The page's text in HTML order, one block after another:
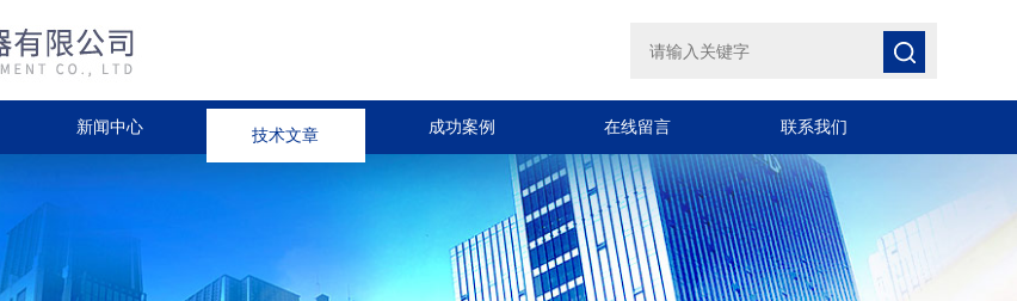
新闻中心 技术文章 成功案例 在线留言 联系我们